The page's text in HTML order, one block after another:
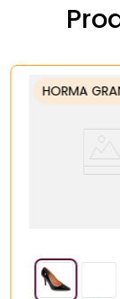
HORMA